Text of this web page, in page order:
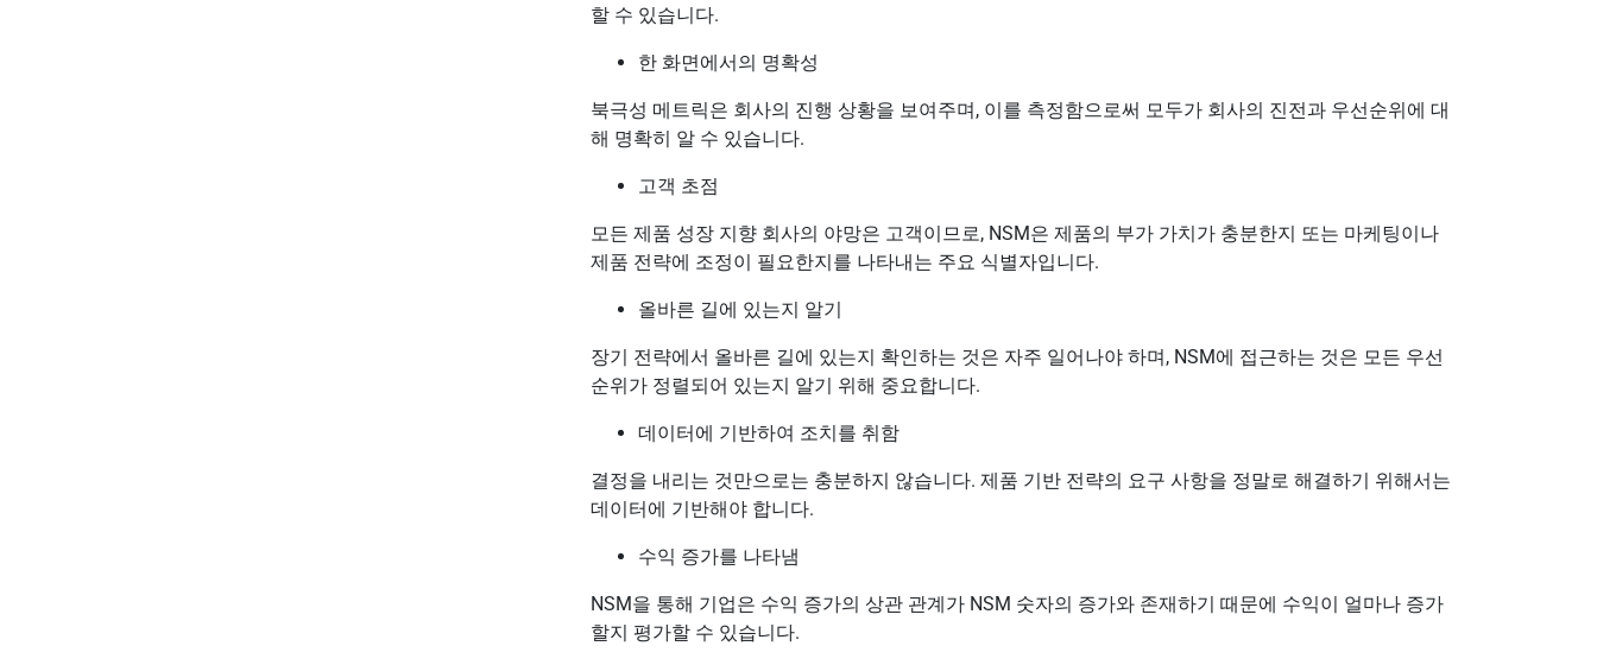
할 수 있습니다.
한 화면에서의 명확성
북극성 메트릭은 회사의 진행 상황을 보여주며, 이를 측정함으로써 모두가 회사의 진전과 우선순위에 대
해 명확히 알 수 있습니다.
고객 초점
모든 제품 성장 지향 회사의 야망은 고객이므로, NSM은 제품의 부가 가치가 충분한지 또는 마케팅이나
제품 전략에 조정이 필요한지를 나타내는 주요 식별자입니다.
올바른 길에 있는지 알기
장기 전략에서 올바른 길에 있는지 확인하는 것은 자주 일어나야 하며, NSM에 접근하는 것은 모든 우선
순위가 정렬되어 있는지 알기 위해 중요합니다.
데이터에 기반하여 조치를 취함
결정을 내리는 것만으로는 충분하지 않습니다. 제품 기반 전략의 요구 사항을 정말로 해결하기 위해서는
데이터에 기반해야 합니다.
수익 증가를 나타냄
NSM을 통해 기업은 수익 증가의 상관 관계가 NSM 숫자의 증가와 존재하기 때문에 수익이 얼마나 증가
할지 평가할 수 있습니다.